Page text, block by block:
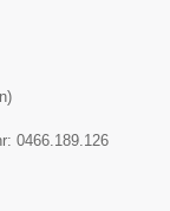
)
0466.189.126